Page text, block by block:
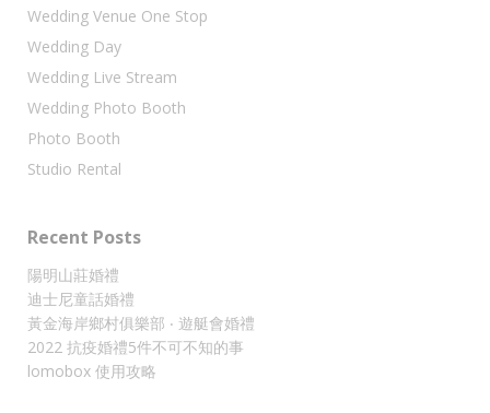
Wedding Venue One Stop
Wedding Day
Wedding Live Stream
Wedding Photo Booth
Photo Booth
Studio Rental
Recent Posts
陽明山莊婚禮
迪士尼童話婚禮
黃金海岸鄉村俱樂部 ‧ 遊艇會婚禮
2022 抗疫婚禮5件不可不知的事
lomobox 使用攻略